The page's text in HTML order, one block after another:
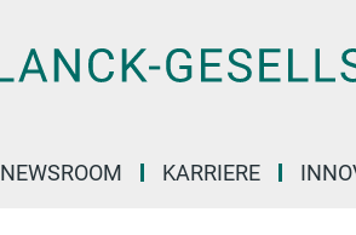
NEWSROOM KARRIERE